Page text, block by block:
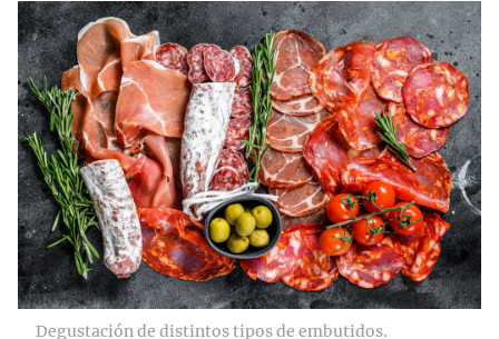
Degustación de distintos tipos de embutidos.